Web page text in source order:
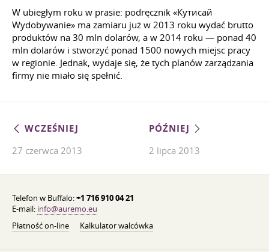
W ubiegłym roku w prasie: podręcznik «Кутисай
Wydobywanie» ma zamiaru już w 2013 roku wydać brutto
produktów na 30 mln dolarów, a w 2014 roku — ponad 40
mln dolarów i stworzyć ponad 1500 nowych miejsc pracy
w regionie. Jednak, wydaje się, że tych planów zarządzania
firmy nie miało się spełnić.
WCZEŚNIEJ
27 czerwca 2013
PÓŹNIEJ
2 lipca 2013
Telefon w Buffalo:+1 716 910 04 21
E-mail: info@auremo.eu
Płatność on-line
Kalkulator walcówka